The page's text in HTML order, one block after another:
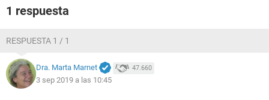
1 respuesta
RESPUESTA 1 / 1
Dra. Marta Marnet 47.660
3 sep 2019 a las 10:45